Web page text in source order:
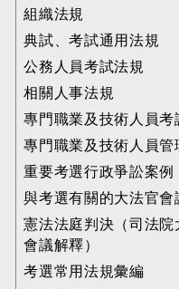
組織法規
典試、考試通用法規
公務人員考試法規
相關人事法規
專門職業及技術人員考
專門職業及技術人員管
重要考選行政爭訟案例
與考選有關的大法官會
憲法法庭判決（司法院
會議解釋）
考選常用法規彙編